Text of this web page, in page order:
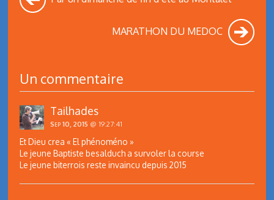
MARATHON DU MEDOC
Un commentaire
Tailhades
Sep 10, 2015 @ 19:27:41
Et Dieu crea « El phénoméno »
Le jeune Baptiste besalduch a survoler la course
Le jeune biterrois reste invaincu depuis 2015